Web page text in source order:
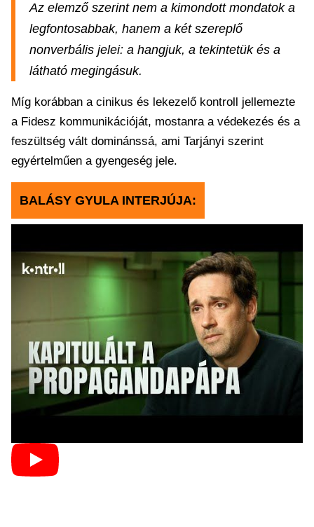
Az elemző szerint nem a kimondott mondatok a
legfontosabbak, hanem a két szereplő
nonverbális jelei: a hangjuk, a tekintetük és a
látható megingásuk.
Míg korábban a cinikus és lekezelő kontroll jellemezte
a Fidesz kommunikációját, mostanra a védekezés és a
feszültség vált dominánssá, ami Tarjányi szerint
egyértelműen a gyengeség jele.
BALÁSY GYULA INTERJÚJA: